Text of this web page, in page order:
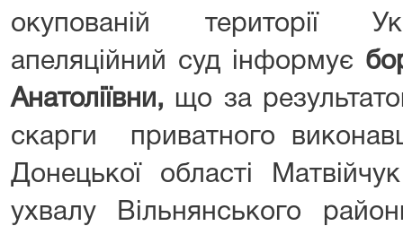
окупованій території
апеляційний суд інформує
Анатоліївни, що за
скарги
приватного
Донецької області
ухвалу Вільнянського